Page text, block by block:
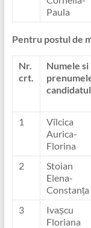
Paula
Pentru postul de
Nr.
crt.
Numele si
1
Vîlcica
Aurica-
Florina
2
Stoian
Elena-
Constanța
3
Ivașcu
Floriana